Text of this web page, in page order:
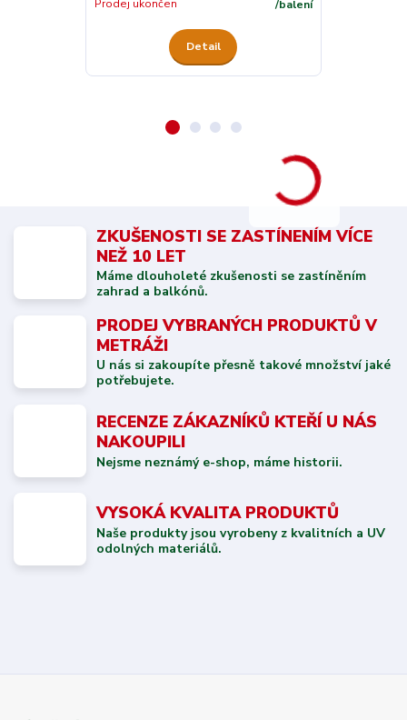
/balení
Prodej ukončen
Detail
ZKUŠENOSTI SE ZASTÍNENÍM VÍCE
NEŽ 10 LET
Máme dlouholeté zkušenosti se zastíněním
zahrad a balkónů.
PRODEJ VYBRANÝCH PRODUKTŮ V
METRÁŽI
U nás si zakoupíte přesně takové množství jaké
potřebujete.
RECENZE ZÁKAZNÍKŮ KTEŘÍ U NÁS
NAKOUPILI
Nejsme neznámý e-shop, máme historii.
VYSOKÁ KVALITA PRODUKTŮ
Naše produkty jsou vyrobeny z kvalitních a UV
odolných materiálů.